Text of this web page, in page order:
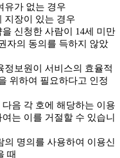
유가 없는 경우
지장이 있는 경우
신청한 사람이 14세 미만
자의 동의를 득하지 않았
정보원이 서비스의 효율적
위하여 필요하다고 인정
음 각 호에 해당하는 이용
는 이를 거절할 수 있습니
의 명의를 사용하여 이용신
때